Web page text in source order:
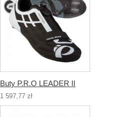
Buty P.R.O LEADER II
1 597,77 zł